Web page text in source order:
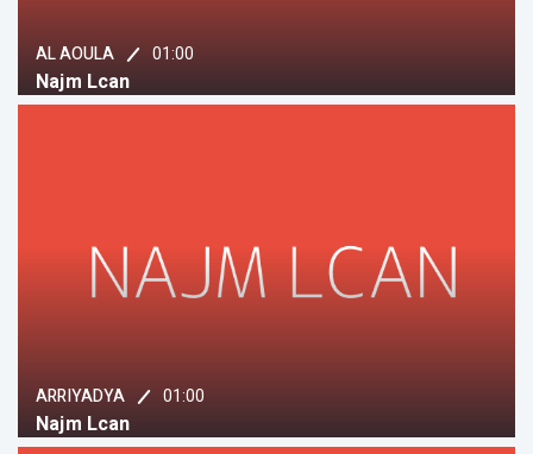
AL AOULA 01:00
Najm Lcan
ARRIYADYA 01:00
Najm Lcan